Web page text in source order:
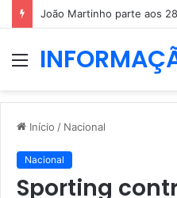
Menu
Início / Nacional
Nacional
Sporting